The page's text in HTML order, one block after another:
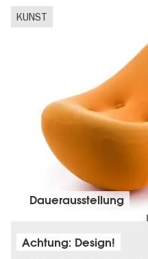
KUNST
Dauer­aus­stel­lung
Achtung: Design!